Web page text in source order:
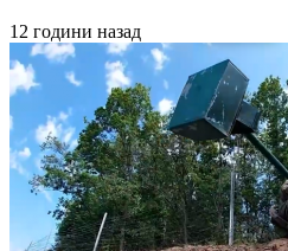
12 години назад